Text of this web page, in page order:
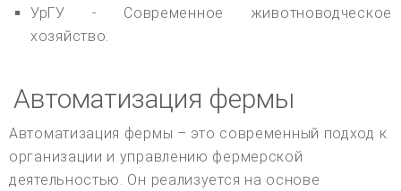
УрГУ - Современное животноводческое
хозяйство.
Автоматизация фермы
Автоматизация фермы – это современный подход к
организации и управлению фермерской
деятельностью. Он реализуется на основе